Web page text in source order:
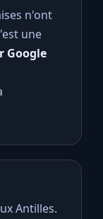
n'ont
une
Google
Antilles.